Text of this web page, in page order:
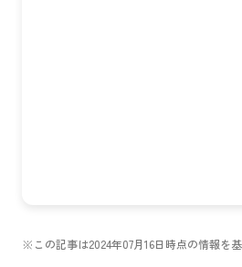
※この記事は2024年07月16日時点の情報を